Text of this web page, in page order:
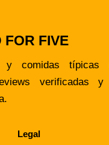
FOR FIVE
y comidas típicas
verificadas y
Legal